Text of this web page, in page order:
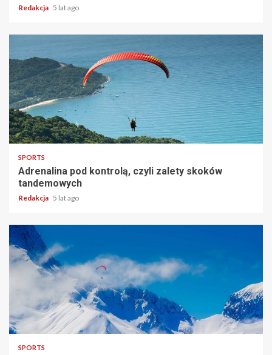
Redakcja 5 lat ago
2 min read
SPORTS
Adrenalina pod kontrolą, czyli zalety skoków
tandemowych
Redakcja 5 lat ago
2 min read
SPORTS